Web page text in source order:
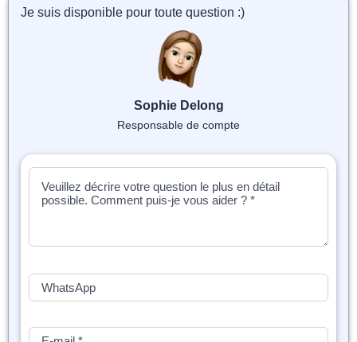
Je suis disponible pour toute question :)
Sophie Delong
Responsable de compte